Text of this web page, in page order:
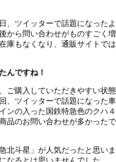
、ツイッターで話題になったよ
から問い合わせがものすごく増
庫もなくなり、通販サイトでは
んですね！
ご購入していただきやすい状態
、ツイッターで話題になった車
ンの入った国鉄特急色のクハ４
品のお問い合わせが多かったで
北斗星」が人気だったと思いま
なるとは思いませんでした。